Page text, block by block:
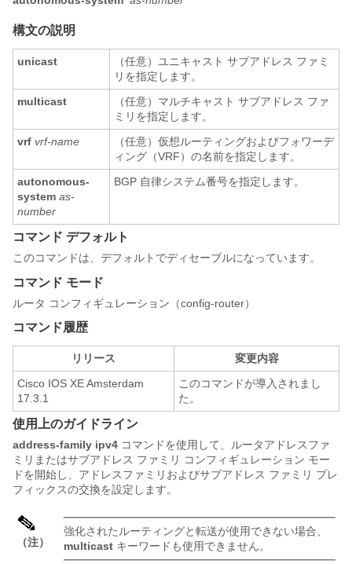
構文の説明
unicast
（任意）ユニキャスト サブアドレス ファミ
リを指定します。
multicast
（任意）マルチキャスト サブアドレス ファ
ミリを指定します。
vrf vrf-name
（任意）仮想ルーティングおよびフォワーデ
ィング（VRF）の名前を指定します。
autonomous-
system as-
number
BGP 自律システム番号を指定します。
コマンド デフォルト
このコマンドは、デフォルトでディセーブルになっています。
コマンド モード
ルータ コンフィギュレーション（config-router）
コマンド履歴
リリース
変更内容
Cisco IOS XE Amsterdam
17.3.1
このコマンドが導入されまし
た。
使用上のガイドライン
address-family ipv4 コマンドを使用して、ルータアドレスファ
ミリまたはサブアドレス ファミリ コンフィギュレーション モー
ドを開始し、アドレスファミリおよびサブアドレス ファミリ プレ
フィックスの交換を設定します。
（注）
強化されたルーティングと転送が使用できない場合、
multicast キーワードも使用できません。